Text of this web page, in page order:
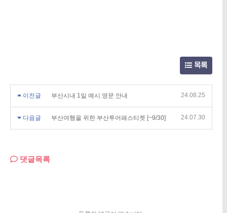
목록
이전글 부산시내 1일 예시.영문 안내 24.08.25
다음글 부산여행을 위한 부산투어패스티켓 [~9/30] 24.07.30
댓글목록